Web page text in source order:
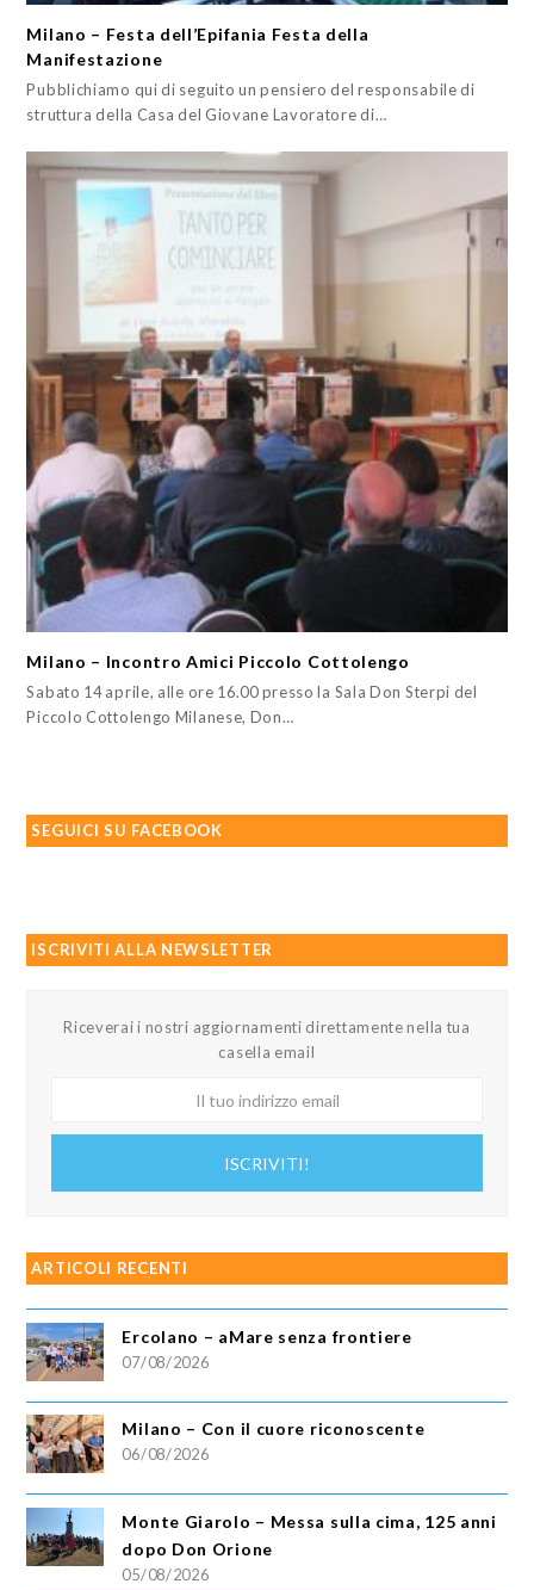
Milano – Festa dell’Epifania Festa della
Manifestazione
Pubblichiamo qui di seguito un pensiero del responsabile di
struttura della Casa del Giovane Lavoratore di…
Milano – Incontro Amici Piccolo Cottolengo
Sabato 14 aprile, alle ore 16.00 presso la Sala Don Sterpi del
Piccolo Cottolengo Milanese, Don…
SEGUICI SU FACEBOOK
ISCRIVITI ALLA NEWSLETTER
Riceverai i nostri aggiornamenti direttamente nella tua
casella email
ISCRIVITI!
ARTICOLI RECENTI
Ercolano – aMare senza frontiere
07/08/2026
Milano – Con il cuore riconoscente
06/08/2026
Monte Giarolo – Messa sulla cima, 125 anni
dopo Don Orione
05/08/2026